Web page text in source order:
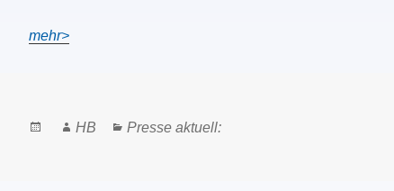
mehr>
PostedAuthor
HB Categories
Presse aktuell: